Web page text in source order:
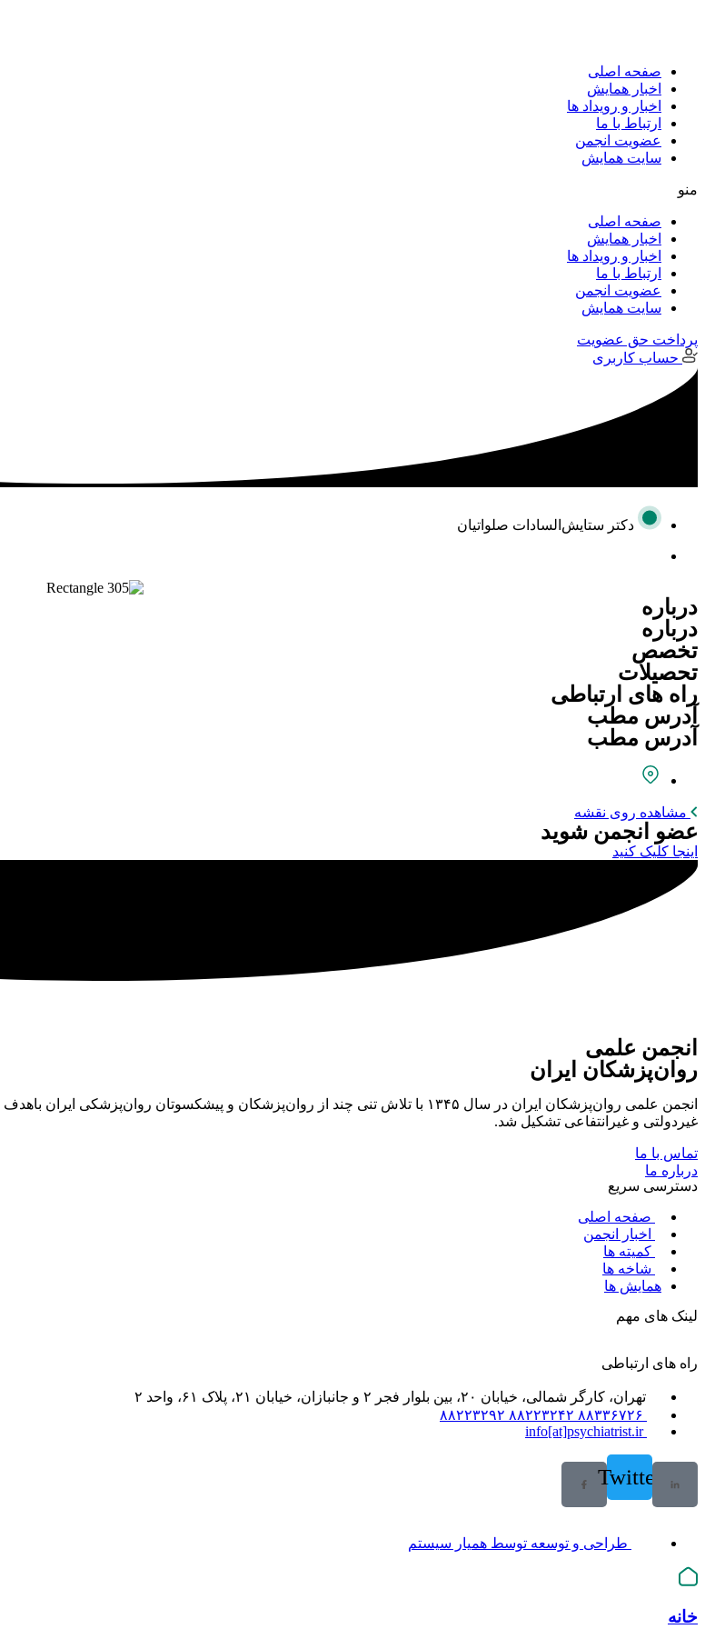
صفحه اصلی
اخبار همایش
اخبار و رویداد ها
ارتباط با ما
عضویت انجمن
سایت همایش
منو
صفحه اصلی
اخبار همایش
اخبار و رویداد ها
ارتباط با ما
عضویت انجمن
سایت همایش
پرداخت حق عضویت
حساب کاربری
دکتر ستایش‌السادات صلواتیان
درباره
درباره
تخصص
تحصیلات
راه های ارتباطی
آدرس مطب
آدرس مطب
مشاهده روی نقشه
عضو انجمن شوید
اینجا کلیک کنید
انجمن علمی
روان‌پزشکان ایران
انجمن علمی روان‌پزشکان ایران در سال ۱۳۴۵ با تلاش تنی چند از روان‌پزشکان و
غیردولتی و غیرانتفاعی تشکیل شد.
تماس با ما
درباره ما
دسترسی سریع
صفحه اصلی
اخبار انجمن
کمیته ها
شاخه ها
همایش ها
لینک های مهم
راه های ارتباطی
تهران، کارگر شمالی، خیابان ۲۰، بین بلوار فجر ۲ و جانبازان، خیابان ۲۱، پلاک ۶۱، واحد ۲
۸۸۳۳۶۷۲۶ ۸۸۲۲۳۲۴۲ ۸۸۲۲۳۲۹۲
info[at]psychiatrist.ir
Twitter
طراحی و توسعه توسط همیار سیستم
خانه